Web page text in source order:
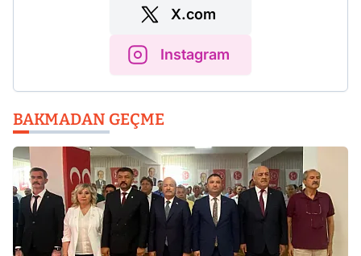
X.com
Instagram
BAKMADAN GEÇME